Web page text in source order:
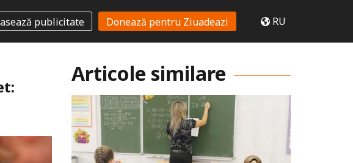
publicitate Donează pentru Ziuadeazi RU
Articole similare